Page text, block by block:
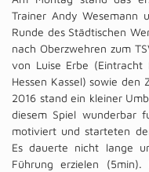
Trainer Andy Wesemann
Runde des Städtischen
nach Oberzwehren zum
von Luise Erbe (Eintracht
Hessen Kassel) sowie den
2016 stand ein kleiner
diesem Spiel wunderbar
motiviert und starteten
Es dauerte nicht lange
Führung erzielen